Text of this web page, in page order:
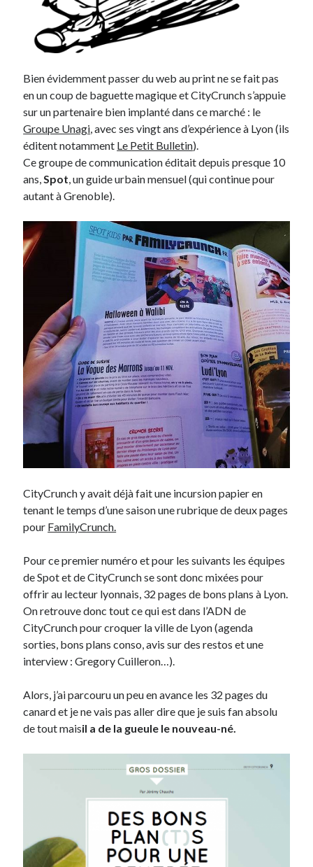
Bien évidemment passer du web au print ne se fait pas
en un coup de baguette magique et CityCrunch s’appuie
sur un partenaire bien implanté dans ce marché : le
Groupe Unagi, avec ses vingt ans d’expérience à Lyon (ils
éditent notamment Le Petit Bulletin).
Ce groupe de communication éditait depuis presque 10
ans,Spot, un guide urbain mensuel (qui continue pour
autant à Grenoble).
CityCrunch y avait déjà fait une incursion papier en
tenant le temps d’une saison une rubrique de deux pages
pour FamilyCrunch.
Pour ce premier numéro et pour les suivants les équipes
de Spot et de CityCrunch se sont donc mixées pour
offrir au lecteur lyonnais, 32 pages de bons plans à Lyon.
On retrouve donc tout ce qui est dans l’ADN de
CityCrunch pour croquer la ville de Lyon (agenda
sorties, bons plans conso, avis sur des restos et une
interview : Gregory Cuilleron…).
Alors, j’ai parcouru un peu en avance les 32 pages du
canard et je ne vais pas aller dire que je suis fan absolu
de tout maisil a de la gueule le nouveau-né.